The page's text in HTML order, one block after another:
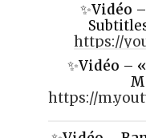
✨Vidéo
https://
✨Vidéo – «
https://